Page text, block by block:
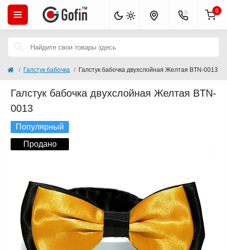
0
Галстук бабочка Галстук бабочка двухслойная Желтая BTN-0013
Галстук бабочка двухслойная Желтая BTN-
0013
Популярный
Продано